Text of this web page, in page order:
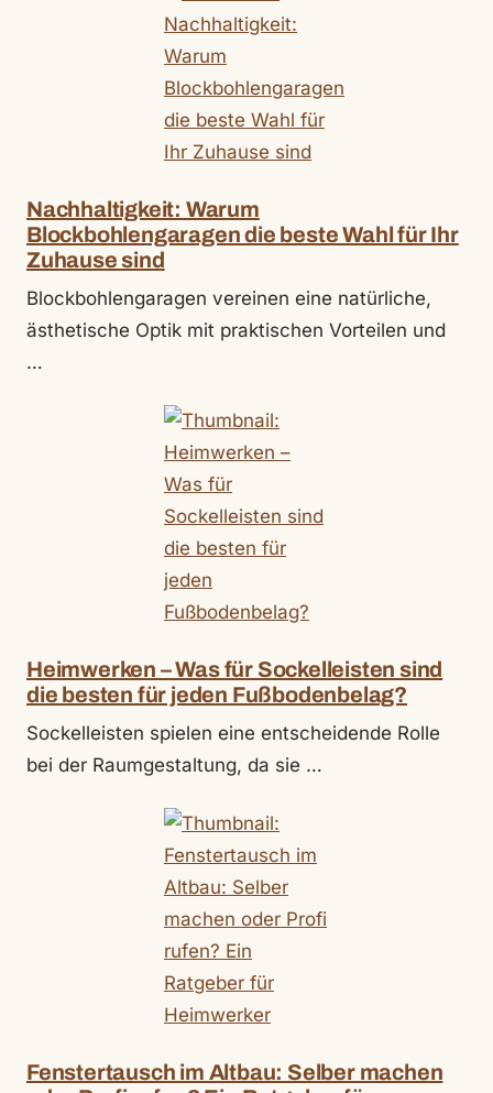
Nachhaltigkeit: Warum
Blockbohlengaragen die beste Wahl für Ihr
Zuhause sind
Blockbohlengaragen vereinen eine natürliche,
ästhetische Optik mit praktischen Vorteilen und
…
Heimwerken – Was für Sockelleisten sind
die besten für jeden Fußbodenbelag?
Sockelleisten spielen eine entscheidende Rolle
bei der Raumgestaltung, da sie …
Fenstertausch im Altbau: Selber machen